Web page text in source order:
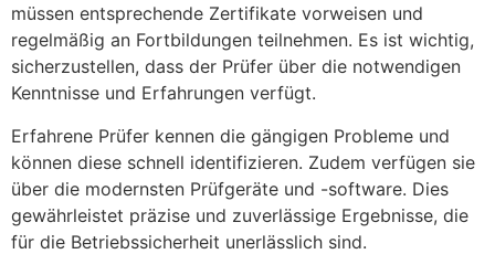
müssen entsprechende Zertifikate vorweisen und
regelmäßig an Fortbildungen teilnehmen. Es ist wichtig,
sicherzustellen, dass der Prüfer über die notwendigen
Kenntnisse und Erfahrungen verfügt.
Erfahrene Prüfer kennen die gängigen Probleme und
können diese schnell identifizieren. Zudem verfügen sie
über die modernsten Prüfgeräte und -software. Dies
gewährleistet präzise und zuverlässige Ergebnisse, die
für die Betriebssicherheit unerlässlich sind.